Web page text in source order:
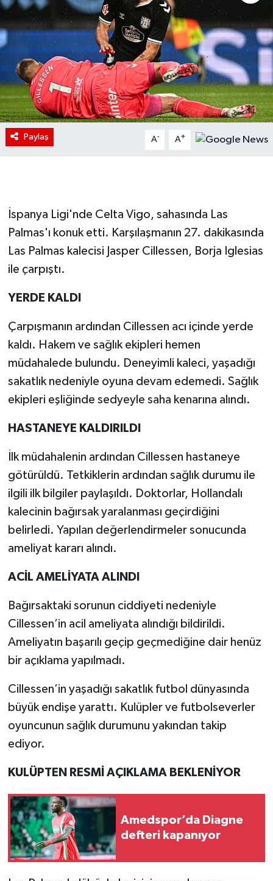
Paylaş A- A+
İspanya Ligi'nde Celta Vigo, sahasında Las
Palmas'ı konuk etti. Karşılaşmanın 27. dakikasında
Las Palmas kalecisi Jasper Cillessen, Borja Iglesias
ile çarpıştı.
YERDE KALDI
Çarpışmanın ardından Cillessen acı içinde yerde
kaldı. Hakem ve sağlık ekipleri hemen
müdahalede bulundu. Deneyimli kaleci, yaşadığı
sakatlık nedeniyle oyuna devam edemedi. Sağlık
ekipleri eşliğinde sedyeyle saha kenarına alındı.
HASTANEYE KALDIRILDI
İlk müdahalenin ardından Cillessen hastaneye
götürüldü. Tetkiklerin ardından sağlık durumu ile
ilgili ilk bilgiler paylaşıldı. Doktorlar, Hollandalı
kalecinin bağırsak yaralanması geçirdiğini
belirledi. Yapılan değerlendirmeler sonucunda
ameliyat kararı alındı.
ACİL AMELİYATA ALINDI
Bağırsaktaki sorunun ciddiyeti nedeniyle
Cillessen’in acil ameliyata alındığı bildirildi.
Ameliyatın başarılı geçip geçmediğine dair henüz
bir açıklama yapılmadı.
Cillessen’in yaşadığı sakatlık futbol dünyasında
büyük endişe yarattı. Kulüpler ve futbolseverler
oyuncunun sağlık durumunu yakından takip
ediyor.
KULÜPTEN RESMİ AÇIKLAMA BEKLENİYOR
Amedspor’da Diagne
defteri kapanıyor